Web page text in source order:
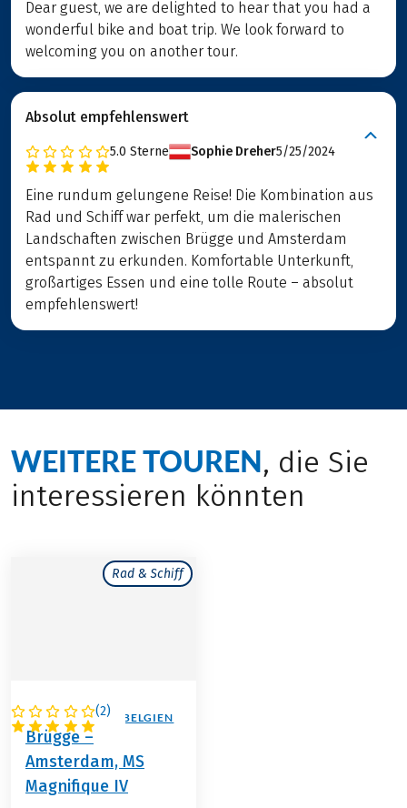
Dear guest, we are delighted to hear that you had a
wonderful bike and boat trip. We look forward to
welcoming you on another tour.
Absolut empfehlenswert
5.0 Sterne Sophie Dreher5/25/2024
Eine rundum gelungene Reise! Die Kombination aus
Rad und Schiff war perfekt, um die malerischen
Landschaften zwischen Brügge und Amsterdam
entspannt zu erkunden. Komfortable Unterkunft,
großartiges Essen und eine tolle Route – absolut
empfehlenswert!
WEITERE TOUREN, die Sie
interessieren könnten
Rad & Schiff
(2)
NIEDERLANDE / BELGIEN
Brügge –
Amsterdam, MS
Magnifique IV